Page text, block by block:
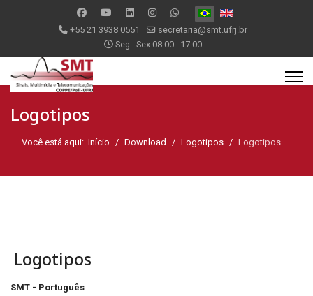
Selecione seu Idioma
+55 21 3938 0551
secretaria@smt.ufrj.br
Seg - Sex 08:00 - 17:00
Logotipos
Você está aqui: Início Download Logotipos Logotipos
Logotipos
SMT - Português